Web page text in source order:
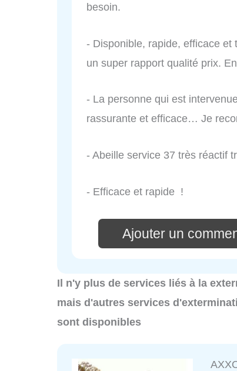
besoin.
- Disponible, rapide, efficace
un super rapport qualité prix.
- La personne qui est
rassurante et efficace… Je
- Abeille service 37 très réactif
- Efficace et rapide !
Ajouter un
Il n'y plus de services liés à la
mais d'autres services
sont disponibles